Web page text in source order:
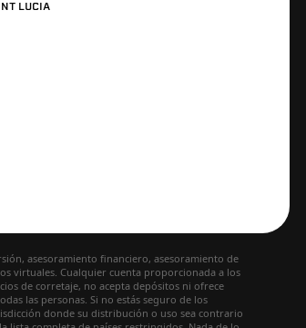
LUCIA
asesoramiento financiero, asesoramiento de
virtuales. Cualquier cuenta proporcionada a los
de corretaje, no acepta depósitos ni ofrece
las personas. Si no estás seguro de los
donde su distribución o uso sea contrario